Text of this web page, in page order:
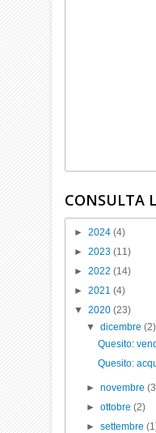
CONSULTA
►2024(4)
►2023(11)
►2022(14)
►2021(4)
▼2020(23)
▼ dicembre (2)
Quesito:
Quesito:
► novembre
► ottobre (2)
► settembre